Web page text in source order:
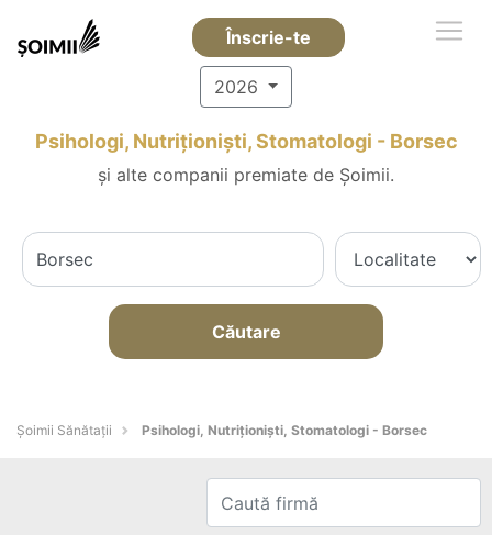
Înscrie-te
2026
Psihologi, Nutriționiști, Stomatologi - Borsec
și alte companii premiate de Șoimii.
Căutare
Şoimii Sănătații Psihologi, Nutriționiști, Stomatologi - Borsec